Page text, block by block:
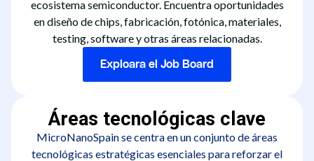
ecosistema semiconductor. Encuentra oportunidades
en diseño de chips, fabricación, fotónica, materiales,
testing, software y otras áreas relacionadas.
Exploara el Job Board
Áreas tecnológicas clave
MicroNanoSpain se centra en un conjunto de áreas
tecnológicas estratégicas esenciales para reforzar el